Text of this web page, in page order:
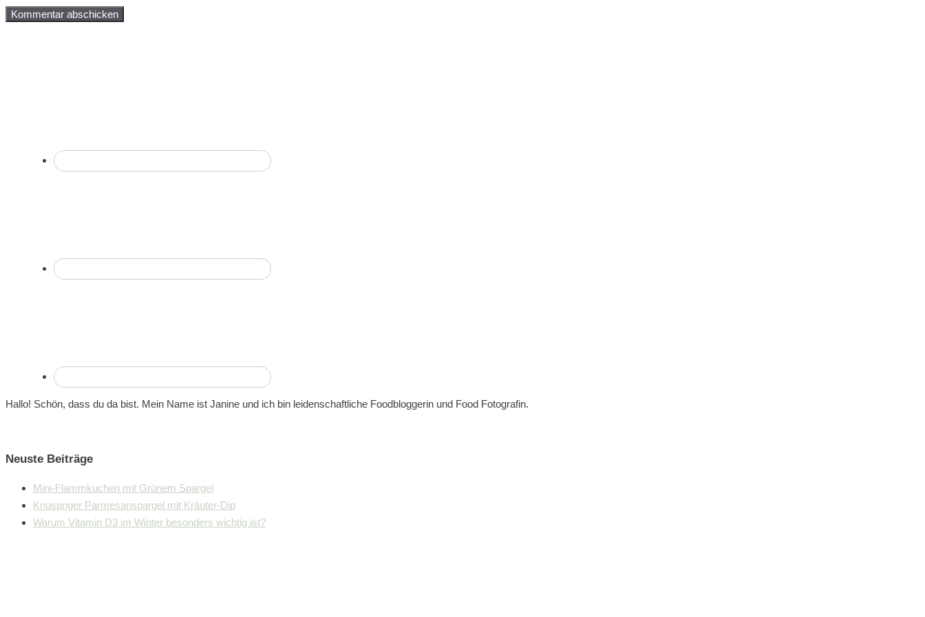
Hallo! Schön, dass du da bist. Mein Name ist Janine und ich bin leidenschaftliche Foodbloggerin und Food Fotografin.
Neuste Beiträge
Mini-Flammkuchen mit Grünem Spargel
Knuspriger Parmesanspargel mit Kräuter-Dip
Warum Vitamin D3 im Winter besonders wichtig ist?